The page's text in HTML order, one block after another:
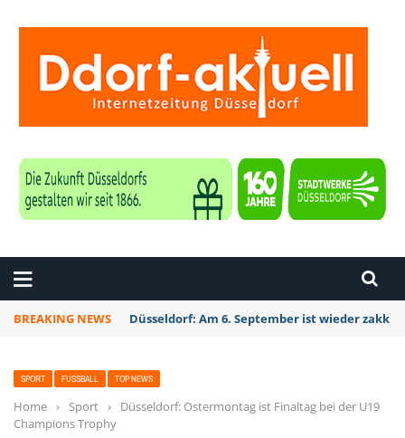
BREAKING NEWS Düsseldorf Kalkum: Bei
SPORT FUSSBALL TOP NEWS
Home › Sport ›
Düsseldorf: Ostermontag ist Finaltag bei der U19
Champions Trophy